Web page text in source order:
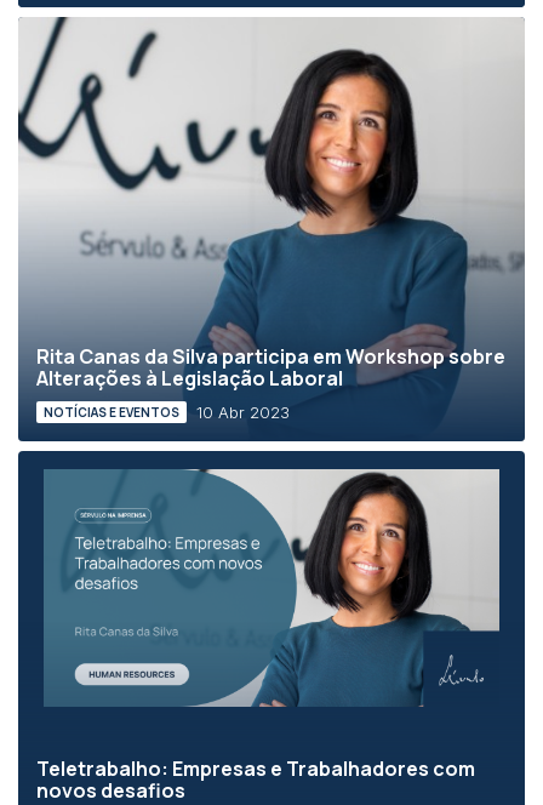
Rita Canas da Silva participa em Workshop sobre
Alterações à Legislação Laboral
NOTÍCIAS E EVENTOS 10 Abr 2023
Teletrabalho: Empresas e Trabalhadores com
novos desafios